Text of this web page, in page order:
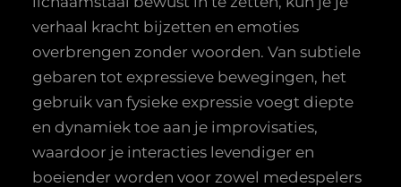
verhaal kracht bijzetten en emoties
overbrengen zonder woorden. Van subtiele
gebaren tot expressieve bewegingen, het
gebruik van fysieke expressie voegt diepte
en dynamiek toe aan je improvisaties,
waardoor je interacties levendiger en
boeiender worden voor zowel medespelers